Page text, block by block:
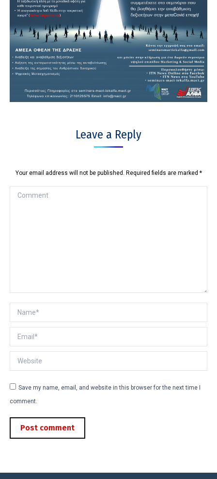
Leave a Reply
Your email address will not be published. Required fields are marked *
Comment
Name *
Email *
Website
Save my name, email, and website in this browser for the next time I
comment.
Post comment